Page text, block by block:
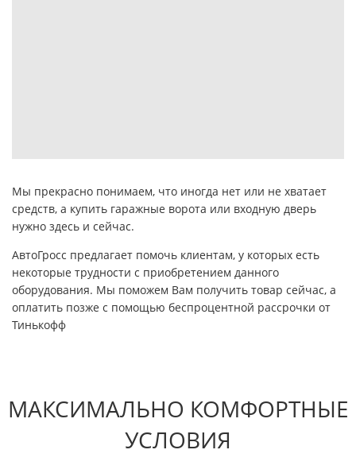
Мы прекрасно понимаем, что иногда нет или не хватает
средств, а купить гаражные ворота или входную дверь
нужно здесь и сейчас.
АвтоГросс предлагает помочь клиентам, у которых есть
некоторые трудности с приобретением данного
оборудования. Мы поможем Вам получить товар сейчас, а
оплатить позже с помощью беспроцентной рассрочки от
Тинькофф
МАКСИМАЛЬНО КОМФОРТНЫЕ
УСЛОВИЯ